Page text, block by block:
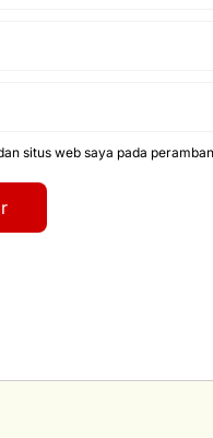
situs web saya pada